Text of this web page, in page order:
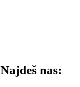
Najdeš nas: